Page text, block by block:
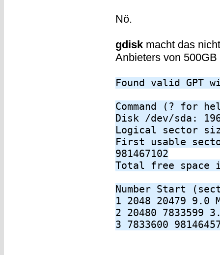
Nö.
gdiskmacht das
Anbieters von
Found valid GPT
Command (? for
Disk /dev/sda:
Logical sector
First usable
981467102
Total free space
Number Start
1 2048 20479 9.0
2 20480 7833599
3 7833600